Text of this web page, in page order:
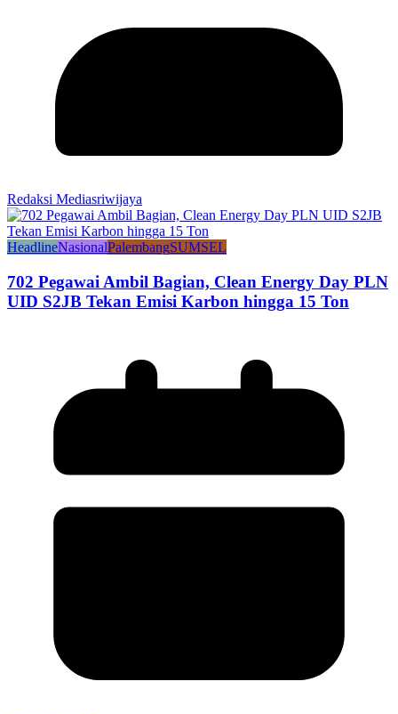
Redaksi Mediasriwijaya
HeadlineNasionalPalembangSUMSEL
702 Pegawai Ambil Bagian, Clean Energy Day PLN
UID S2JB Tekan Emisi Karbon hingga 15 Ton